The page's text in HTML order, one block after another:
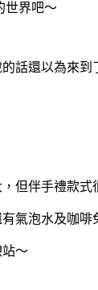
世界吧～
話還以為來到
但伴手禮款式
氣泡水及咖啡
～